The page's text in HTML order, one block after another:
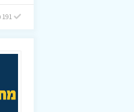
191 כבר חסכו! 0 היום